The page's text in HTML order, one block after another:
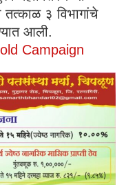
३ विभागांचे
आली.
Campaign